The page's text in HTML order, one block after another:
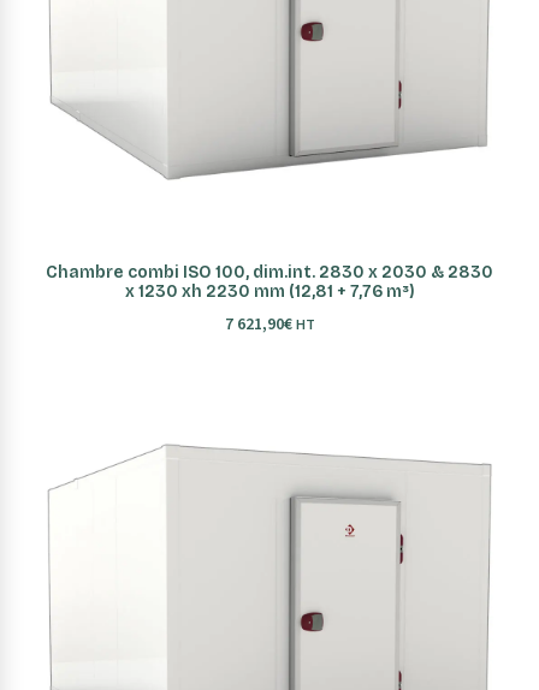
AJOUTER AU PANIER
Chambre combi ISO 100, dim.int. 2830 x 2030 & 2830
x 1230 xh 2230 mm (12,81 + 7,76 m³)
7 621,90€ HT